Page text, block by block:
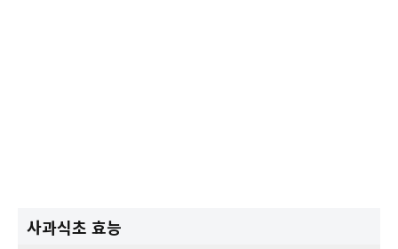
사과식초 효능